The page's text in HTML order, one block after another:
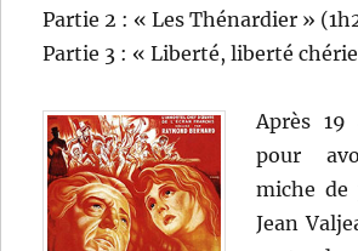
Partie 2 : « Les Thénardier »
Partie 3 : « Liberté, liberté
Après 19
pour
miche
Jean